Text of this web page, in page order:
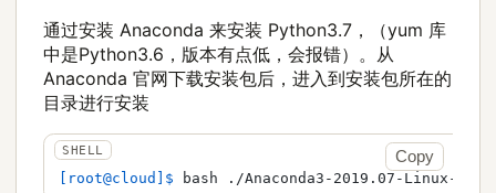
通过安装 Anaconda 来安装 Python3.7，（yum 库
中是Python3.6，版本有点低，会报错）。从
Anaconda 官网下载安装包后，进入到安装包所在的
目录进行安装
[root@cloud]$ bash ./Anaconda3-2019.07-Linux-
Copy